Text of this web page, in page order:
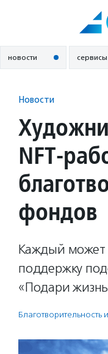
новости сервисы
Новости
NFT-
фондов
Каждый может
поддержку
«Подари
Благотвори­тель­ность